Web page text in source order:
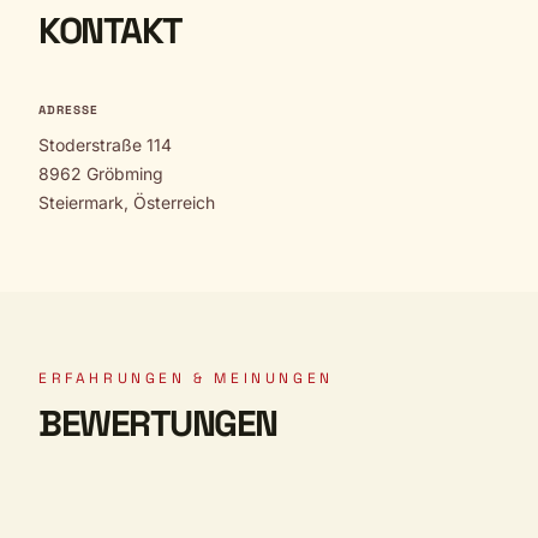
KONTAKT
ADRESSE
Stoderstraße 114
8962 Gröbming
Steiermark, Österreich
ERFAHRUNGEN & MEINUNGEN
BEWERTUNGEN